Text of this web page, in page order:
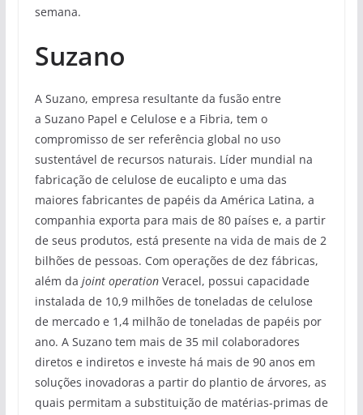
semana.
Suzano
A Suzano, empresa resultante da fusão entre
a Suzano Papel e Celulose e a Fibria, tem o
compromisso de ser referência global no uso
sustentável de recursos naturais. Líder mundial na
fabricação de celulose de eucalipto e uma das
maiores fabricantes de papéis da América Latina, a
companhia exporta para mais de 80 países e, a partir
de seus produtos, está presente na vida de mais de 2
bilhões de pessoas. Com operações de dez fábricas,
além da joint operationVeracel, possui capacidade
instalada de 10,9 milhões de toneladas de celulose
de mercado e 1,4 milhão de toneladas de papéis por
ano. A Suzano tem mais de 35 mil colaboradores
diretos e indiretos e investe há mais de 90 anos em
soluções inovadoras a partir do plantio de árvores, as
quais permitam a substituição de matérias-primas de